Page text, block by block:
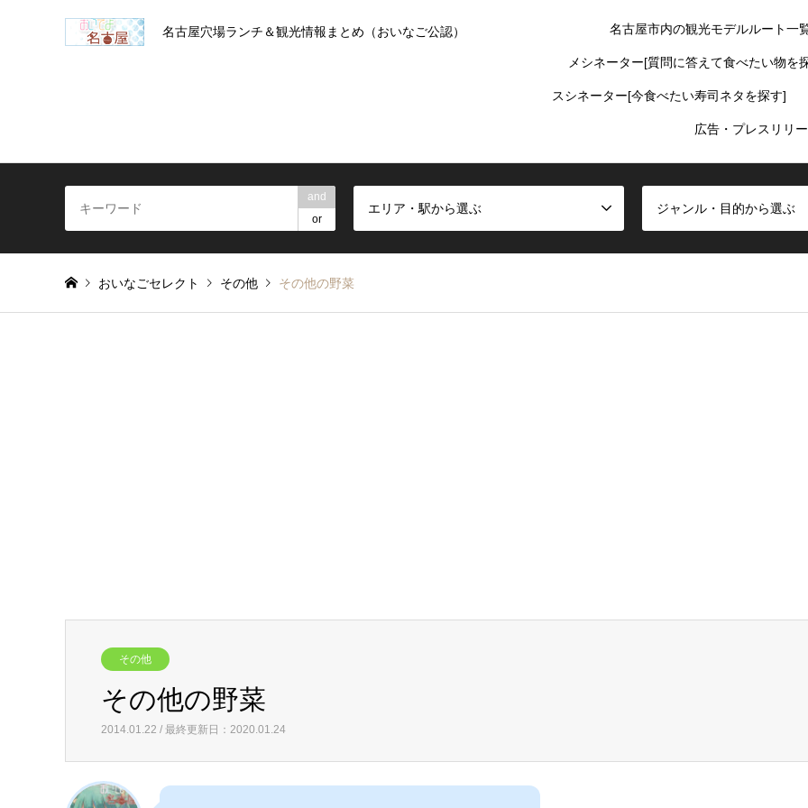
名古屋穴場ランチ＆観光情報まとめ（おいなご公認） 名古屋市内の観光モデルルート一
メシネーター[質問に答えて食べたい物を
スシネーター[今食べたい寿司ネタを探す]
広告・プレスリリ
and
or
エリア・駅から選ぶ ジャンル・目的から選ぶ
おいなごセレクト その他 その他の野菜
その他
その他の野菜
2014.01.22 / 最終更新日：2020.01.24